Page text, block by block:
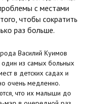
с местами
чтобы сократить
раз больше.
Василий Куимов
из самых больных
в детских садах и
очень медленно.
что их малыши до